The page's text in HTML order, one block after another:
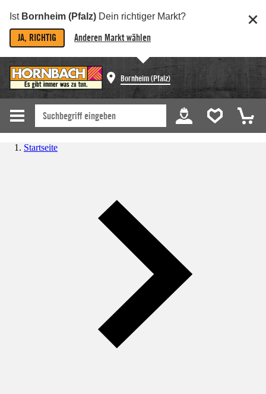
Ist Bornheim (Pfalz) Dein richtiger Markt?
JA, RICHTIG Anderen Markt wählen
Bornheim (Pfalz)
Startseite